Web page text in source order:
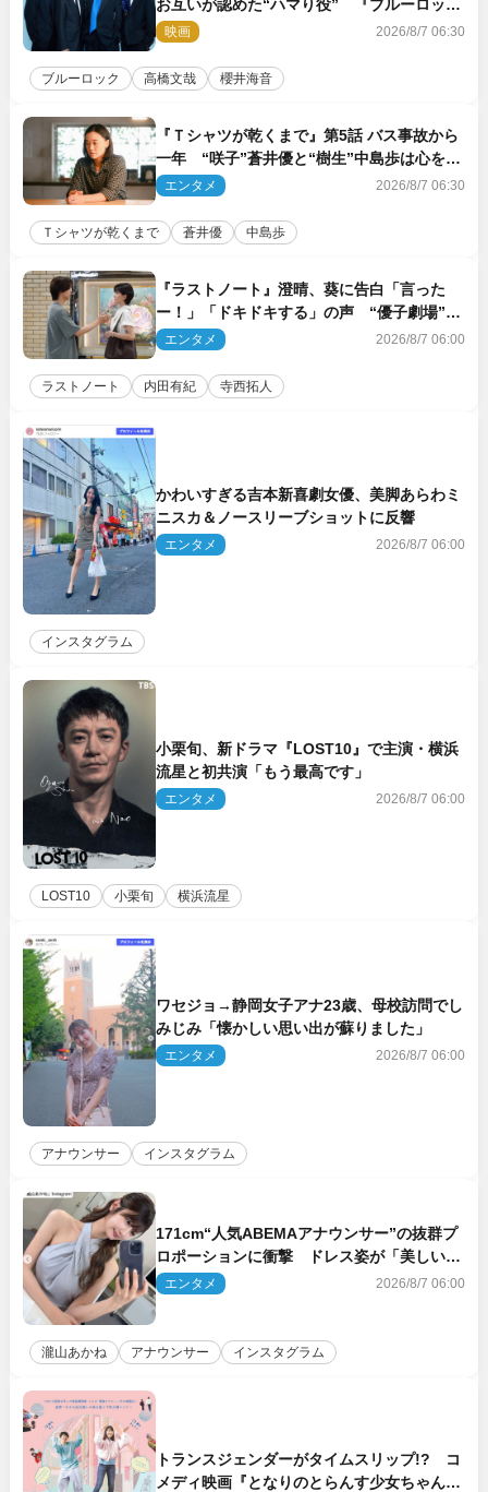
お互いが認めた“ハマり役” 『ブルーロッ
ク』で築いた最高のチームワーク
映画 2026/8/7 06:30
ブルーロック 高橋文哉 櫻井海音
『Ｔシャツが乾くまで』第5話 バス事故から
一年 “咲子”蒼井優と“樹生”中島歩は心を許
しあえる関係に
エンタメ 2026/8/7 06:30
Ｔシャツが乾くまで 蒼井優 中島歩
『ラストノート』澄晴、葵に告白「言った
ー！」「ドキドキする」の声 “優子劇場”も
話題
エンタメ 2026/8/7 06:00
ラストノート 内田有紀 寺西拓人
かわいすぎる吉本新喜劇女優、美脚あらわミ
ニスカ＆ノースリーブショットに反響
エンタメ 2026/8/7 06:00
インスタグラム
小栗旬、新ドラマ『LOST10』で主演・横浜
流星と初共演「もう最高です」
エンタメ 2026/8/7 06:00
LOST10 小栗旬 横浜流星
ワセジョ→静岡女子アナ23歳、母校訪問でし
みじみ「懐かしい思い出が蘇りました」
エンタメ 2026/8/7 06:00
アナウンサー インスタグラム
171cm“人気ABEMAアナウンサー”の抜群プ
ロポーションに衝撃 ドレス姿が「美しい」
「品がありすぎる」
エンタメ 2026/8/7 06:00
瀧山あかね アナウンサー インスタグラム
トランスジェンダーがタイムスリップ!? コ
メディ映画『となりのとらんす少女ちゃん』